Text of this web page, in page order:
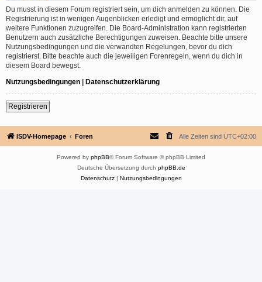
Du musst in diesem Forum registriert sein, um dich anmelden zu können. Die
Registrierung ist in wenigen Augenblicken erledigt und ermöglicht dir, auf
weitere Funktionen zuzugreifen. Die Board-Administration kann registrierten
Benutzern auch zusätzliche Berechtigungen zuweisen. Beachte bitte unsere
Nutzungsbedingungen und die verwandten Regelungen, bevor du dich
registrierst. Bitte beachte auch die jeweiligen Forenregeln, wenn du dich in
diesem Board bewegst.
Nutzungsbedingungen | Datenschutzerklärung
Registrieren
ISDV-Homepage Foren Alle Zeiten sind UTC+02:00
Powered by phpBB® Forum Software © phpBB Limited
Deutsche Übersetzung durch phpBB.de
Datenschutz| Nutzungsbedingungen